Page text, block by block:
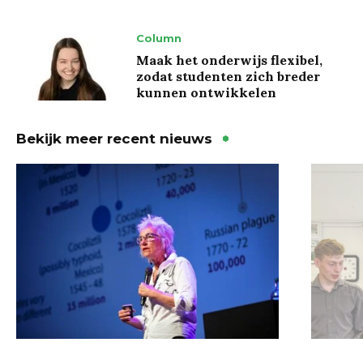
Column
Maak het onderwijs flexibel,
zodat studenten zich breder
kunnen ontwikkelen
Bekijk meer recent nieuws